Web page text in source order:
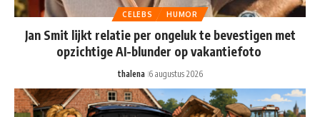
CELEBS HUMOR
Jan Smit lijkt relatie per ongeluk te bevestigen met
opzichtige AI-blunder op vakantiefoto
thalena 6 augustus 2026